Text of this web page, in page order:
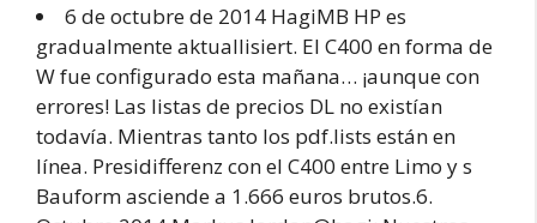
6 de octubre de 2014 HagiMB HP es
gradualmente aktuallisiert. El C400 en forma de
W fue configurado esta mañana… ¡aunque con
errores! Las listas de precios DL no existían
todavía. Mientras tanto los pdf.lists están en
línea. Presidifferenz con el C400 entre Limo y s
Bauform asciende a 1.666 euros brutos.6.